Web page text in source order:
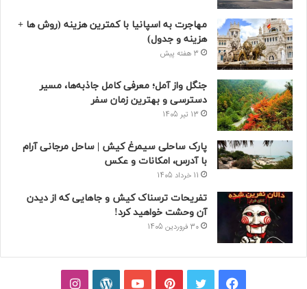
مهاجرت به اسپانیا با کمترین هزینه (روش ها +
هزینه و جدول)
3 هفته پیش
جنگل واز آمل؛ معرفی کامل جاذبه‌ها، مسیر
دسترسی و بهترین زمان سفر
13 تیر 1405
پارک ساحلی سیمرغ کیش | ساحل مرجانی آرام
با آدرس، امکانات و عکس
11 خرداد 1405
تفریحات ترسناک کیش و جاهایی که از دیدن
آن وحشت خواهید کرد!
30 فروردین 1405
فیسبوکتوییترپینتریستیوتیوبوردپرساینستاگرام